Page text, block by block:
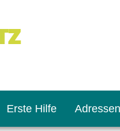
Erste Hilfe Adressen